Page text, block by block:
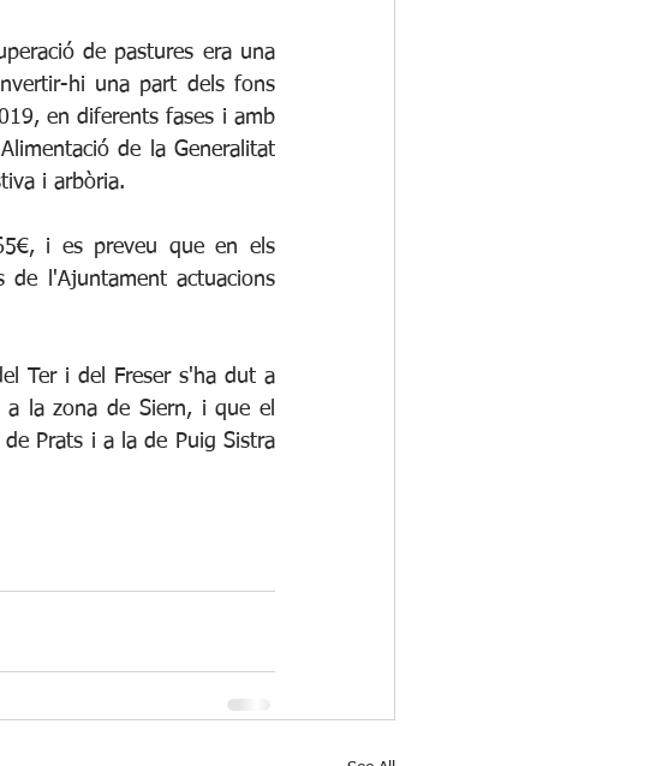
de pastures era una
hi una part dels fons
en diferents fases i amb
de la Generalitat
i arbòria.
i es preveu que en els
de l'Ajuntament actuacions
Ter i del Freser s'ha dut a
la zona de Siern, i que el
Prats i a la de Puig Sistra